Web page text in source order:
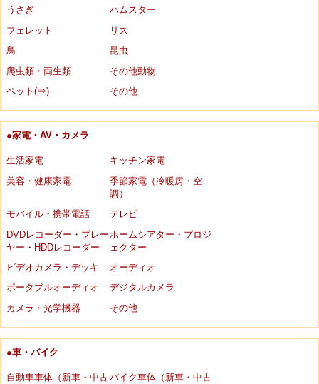
うさぎ
ハムスター
フェレット
リス
鳥
昆虫
爬虫類・両生類
その他動物
ペット(⇒)
その他
●家電・AV・カメラ
生活家電
キッチン家電
美容・健康家電
季節家電（冷暖房・空
調）
モバイル・携帯電話
テレビ
DVDレコーダー・プレー
ヤー・HDDレコーダー
ホームシアター・プロジ
ェクター
ビデオカメラ・デッキ
オーディオ
ポータブルオーディオ
デジタルカメラ
カメラ・光学機器
その他
●車・バイク
自動車車体（新車・中古バイク車体（新車・中古